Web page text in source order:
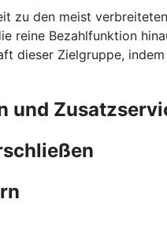
zu den meist
reine Bezahlfunktion
dieser Zielgruppe,
und